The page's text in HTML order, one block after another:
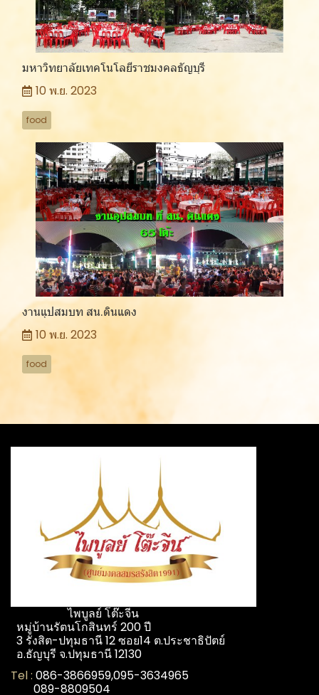
มหาวิทยาลัยเทคโนโลยีราชมงคลธัญบุรี
10 พ.ย. 2023
food
งานแุปสมบท สน.ดินแดง
10 พ.ย. 2023
food
ไพบูลย์ โต๊ะจีน
หมู่บ้านรัตนโกสินทร์ 200 ปี
3 รังสิต-ปทุมธานี 12 ซอย14 ต.ประชาธิปัตย์
อ.ธัญบุรี จ.ปทุมธานี 12130
Tel : 086-3866959,095-3634965
089-8809504